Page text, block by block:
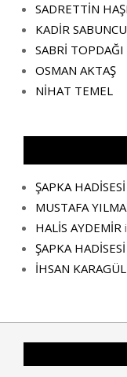
SADRETTİN
KADİR
SABRİ TOPDAĞI
OSMAN AKTAŞ
NİHAT TEMEL
ŞAPKA HADİSESİ
MUSTAFA
HALİS AYDEMİR
ŞAPKA HADİSESİ
İHSAN